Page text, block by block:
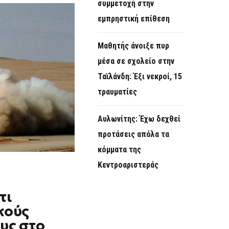
συμμετοχή στην
εμπρηστική επίθεση
Μαθητής άνοιξε πυρ
μέσα σε σχολείο στην
Ταϊλάνδη: Έξι νεκροί, 15
τραυματίες
Αυλωνίτης: Έχω δεχθεί
προτάσεις απόλα τα
κόμματα της
Κεντροαριστεράς